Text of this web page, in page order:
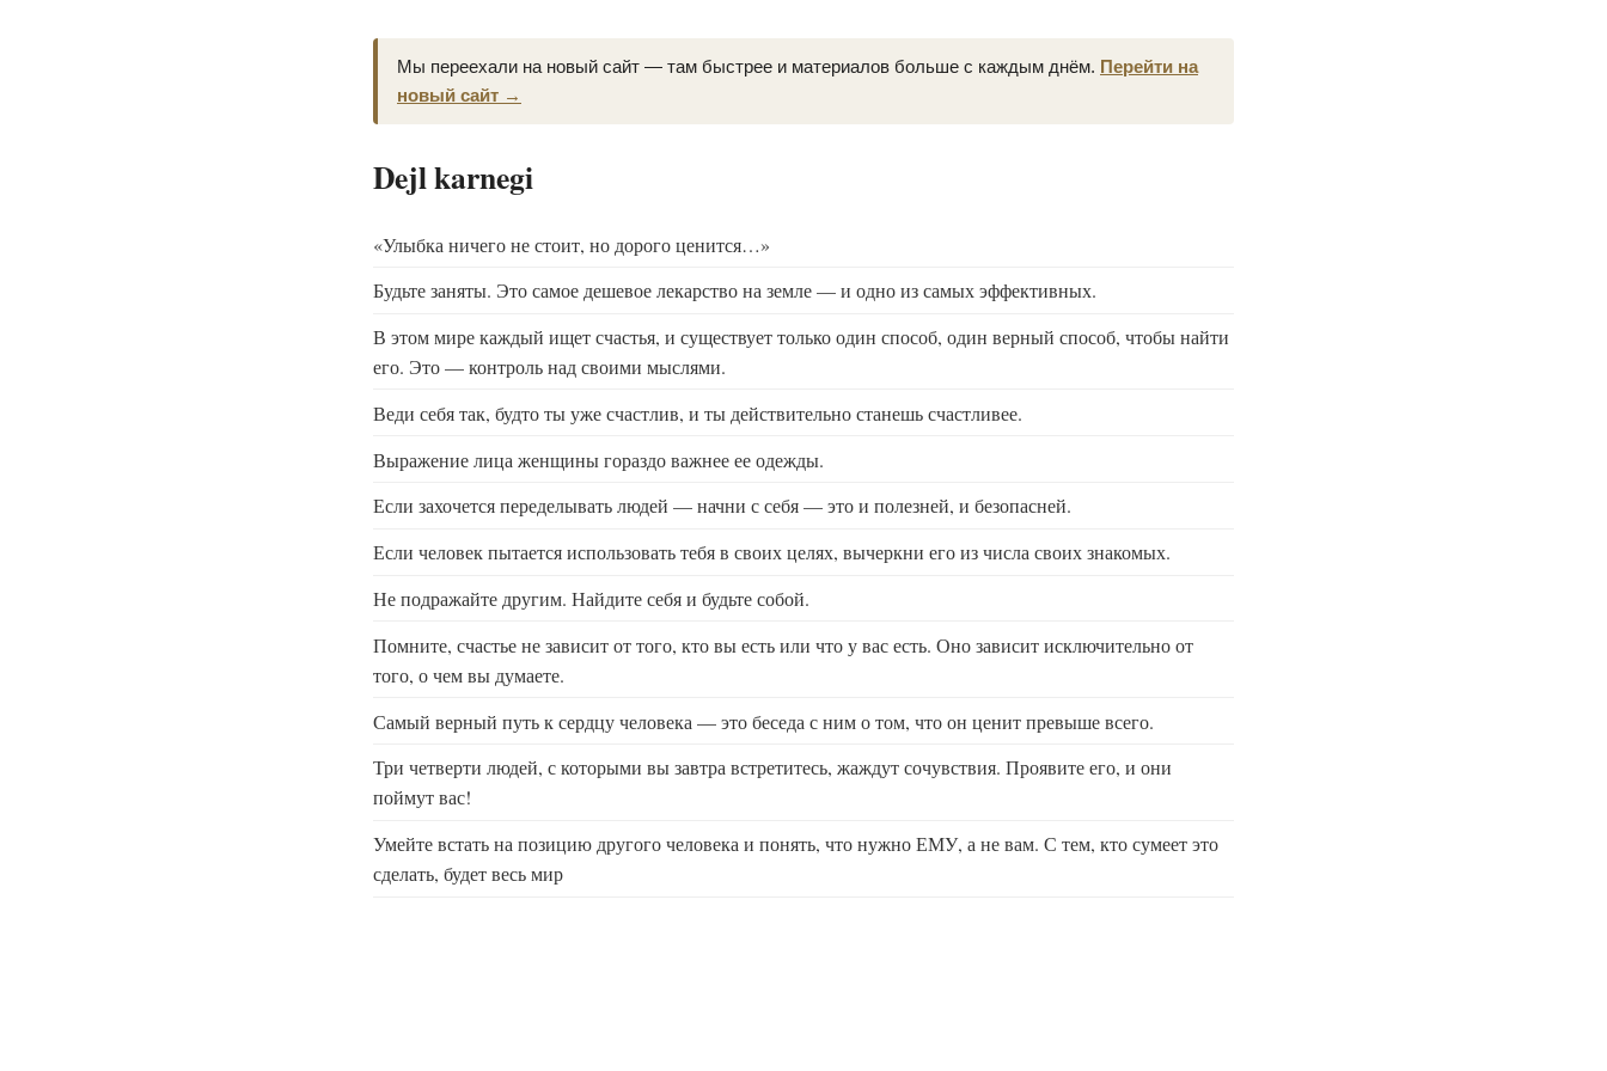
Мы переехали на новый сайт — там быстрее и материалов больше с каждым днём. Перейти на
новый сайт →
Dejl karnegi
«Улыбка ничего не стоит, но дорого ценится…»
Будьте заняты. Это самое дешевое лекарство на земле — и одно из самых эффективных.
В этом мире каждый ищет счастья, и существует только один способ, один верный способ, чтобы найти
его. Это — контроль над своими мыслями.
Веди себя так, будто ты уже счастлив, и ты действительно станешь счастливее.
Выражение лица женщины гораздо важнее ее одежды.
Если захочется переделывать людей — начни с себя — это и полезней, и безопасней.
Если человек пытается использовать тебя в своих целях, вычеркни его из числа своих знакомых.
Не подражайте другим. Найдите себя и будьте собой.
Помните, счастье не зависит от того, кто вы есть или что у вас есть. Оно зависит исключительно от
того, о чем вы думаете.
Самый верный путь к сердцу человека — это беседа с ним о том, что он ценит превыше всего.
Три четверти людей, с которыми вы завтра встретитесь, жаждут сочувствия. Проявите его, и они
поймут вас!
Умейте встать на позицию другого человека и понять, что нужно ЕМУ, а не вам. С тем, кто сумеет это
сделать, будет весь мир